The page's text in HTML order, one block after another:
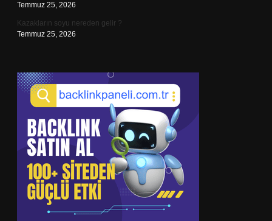
Temmuz 25, 2026
Kazakların soyu nereden gelir ?
Temmuz 25, 2026